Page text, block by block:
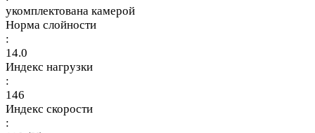
укомплектована камерой
Норма слойности
:
14.0
Индекс нагрузки
:
146
Индекс скорости
: